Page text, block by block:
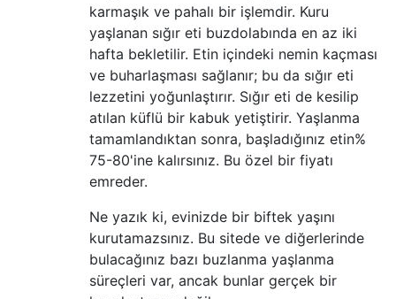
karmaşık ve pahalı bir işlemdir. Kuru
yaşlanan sığır eti buzdolabında en az iki
hafta bekletilir. Etin içindeki nemin kaçması
ve buharlaşması sağlanır; bu da sığır eti
lezzetini yoğunlaştırır. Sığır eti de kesilip
atılan küflü bir kabuk yetiştirir. Yaşlanma
tamamlandıktan sonra, başladığınız etin%
75-80'ine kalırsınız. Bu özel bir fiyatı
emreder.
Ne yazık ki, evinizde bir biftek yaşını
kurutamazsınız. Bu sitede ve diğerlerinde
bulacağınız bazı buzlanma yaşlanma
süreçleri var, ancak bunlar gerçek bir